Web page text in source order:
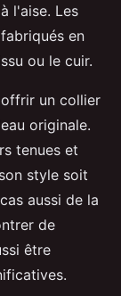
l'aise. Les
en
ou le cuir.
un collier
originale.
tenues et
style soit
aussi de la
de
être